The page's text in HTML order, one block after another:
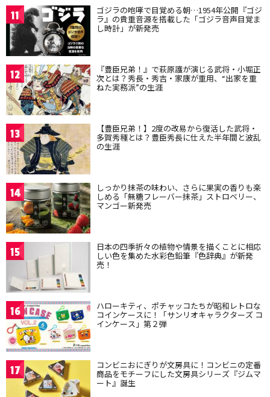
11 ゴジラの咆哮で目覚める朝…1954年公開『ゴジ
ラ』の貴重音源を搭載した「ゴジラ音声目覚ま
し時計」が新発売
12 『豊臣兄弟！』で萩原護が演じる武将・小堀正
次とは？秀長・秀吉・家康が重用、“出家を重
ねた実務派”の生涯
13 【豊臣兄弟！】2度の改易から復活した武将・
多賀秀種とは？豊臣秀長に仕えた半年間と波乱
の生涯
14 しっかり抹茶の味わい、さらに果実の香りも楽
しめる「無糖フレーバー抹茶」ストロベリー、
マンゴー新発売
15 日本の四季折々の植物や情景を描くことに相応
しい色を集めた水彩色鉛筆『色辞典』が新発
売！
16 ハローキティ、ポチャッコたちが昭和レトロな
コインケースに！「サンリオキャラクターズ コ
インケース」第２弾
17 コンビニおにぎりが文房具に！コンビニの定番
商品をモチーフにした文房具シリーズ『ジムマ
ート』誕生